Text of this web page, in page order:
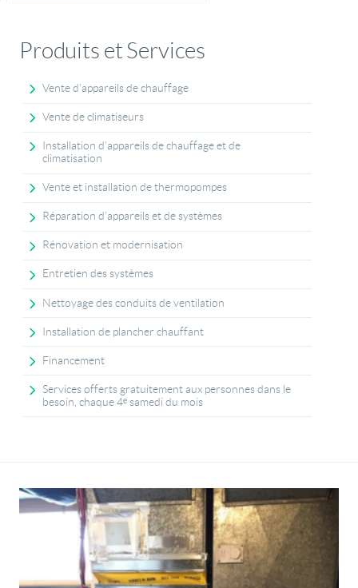
Produits et Services
Vente d’appareils de chauffage
Vente de climatiseurs
Installation d'appareils de chauffage et de
climatisation
Vente et installation de thermopompes
Réparation d’appareils et de systèmes
Rénovation et modernisation
Entretien des systèmes
Nettoyage des conduits de ventilation
Installation de plancher chauffant
Financement
Services offerts gratuitement aux personnes dans le
besoin, chaque 4ᵉ samedi du mois